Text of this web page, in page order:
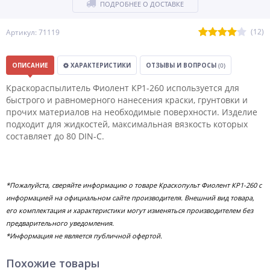
Артикул: 71119 (12)
ПОДРОБНЕЕ О ДОСТАВКЕ
ОПИСАНИЕ ХАРАКТЕРИСТИКИ ОТЗЫВЫ И ВОПРОСЫ (0)
Краскораспылитель Фиолент КР1-260 используется для
быстрого и равномерного нанесения краски, грунтовки и
прочих материалов на необходимые поверхности. Изделие
подходит для жидкостей, максимальная вязкость которых
составляет до 80 DIN-C.
*Пожалуйста, сверяйте информацию о товаре Краскопульт Фиолент КР1-260 с
информацией на официальном сайте производителя. Внешний вид товара,
его комплектация и характеристики могут изменяться производителем без
предварительного уведомления.
*Информация не является публичной офертой.
Похожие товары